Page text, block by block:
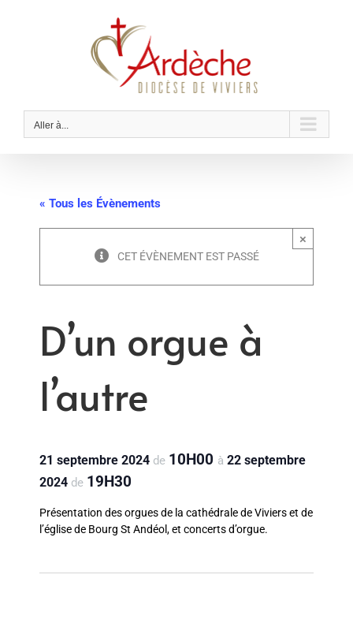
Aller à...
« Tous les Évènements
×
CET ÉVÈNEMENT EST PASSÉ
D’un orgue à
l’autre
21 septembre 2024 de 10H00 à 22 septembre
2024 de 19H30
Présentation des orgues de la cathédrale de Viviers et de
l’église de Bourg St Andéol, et concerts d’orgue.